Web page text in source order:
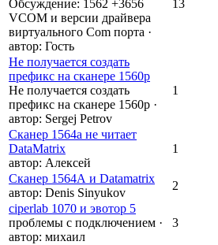
Обсуждение: 1562 +3656
VCOM и версии драйвера
виртуального Com порта ·
автор: Гость
13
Не получается создать
префикс на сканере 1560p
Не получается создать
префикс на сканере 1560p ·
автор: Sergej Petrov
1
Сканер 1564a не читает
DataMatrix
автор: Алексей
1
Сканер 1564А и Datamatrix
автор: Denis Sinyukov
2
ciperlab 1070 и эвотор 5
проблемы с подключением ·
автор: михаил
3